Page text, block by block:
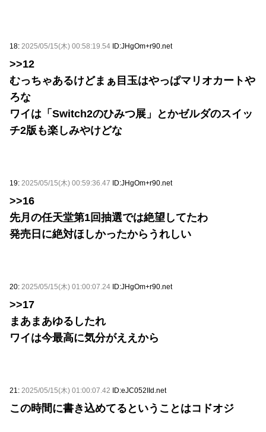
18: 2025/05/15(木) 00:58:19.54 ID:JHgOm+r90.net
>>12
むっちゃあるけどまぁ目玉はやっぱマリオカートや
ろな
ワイは「Switch2のひみつ展」とかゼルダのスイッ
チ2版も楽しみやけどな
19: 2025/05/15(木) 00:59:36.47 ID:JHgOm+r90.net
>>16
先月の任天堂第1回抽選では絶望してたわ
発売日に絶対ほしかったからうれしい
20: 2025/05/15(木) 01:00:07.24 ID:JHgOm+r90.net
>>17
まあまあゆるしたれ
ワイは今最高に気分がええから
21: 2025/05/15(木) 01:00:07.42 ID:eJC052IId.net
この時間に書き込めてるということはコドオジ